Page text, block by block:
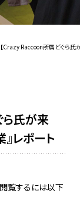
Crazy Raccoon所属どぐら氏が
氏が来
』レポート
覧するには以下